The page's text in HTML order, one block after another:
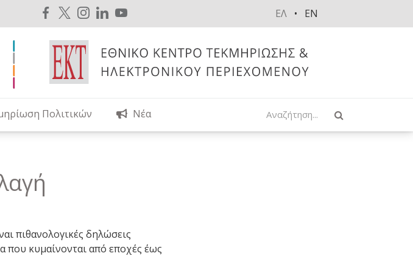
ΕΛ EN
Πολιτικών
Νέα
πιθανολογικές δηλώσεις
που κυμαίνονται από εποχές έως